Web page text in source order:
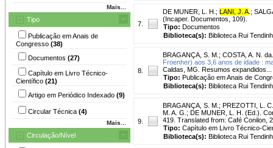
Mais...
Tipo
Publicação em Anais de
Congresso (38)
Documentos (27)
Capítulo em Livro Técnico-
Científico (21)
Artigo em Periódico Indexado (9)
Circular Técnica (4)
Mais...
Circulação/Nível
7.
DE MUNER, L. H. ; LANI, J. A ;
(Incaper. Documentos, 109).
Tipo: Documentos
Biblioteca(s): Biblioteca Rui
8.
BRAGANÇA, S. M. ; COSTA, A. N. da.
Froenher) aos 3,6 anos de idade :
Caldas, MG. Resumos
Tipo: Publicação em Anais de
Biblioteca(s): Biblioteca Rui
9.
BRAGANÇA, S. M. ; PREZOTTI, L. C.
M. A. G.; DE MUNER, L. H. (Ed.).
419. Translated from: Café Conilon,
Tipo: Capítulo em Livro Técnico-
Biblioteca(s): Biblioteca Rui